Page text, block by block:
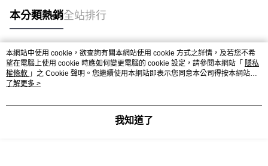
本分類熱銷全站排行
熱門標籤
本網站中使用 cookie，欲查詢有關本網站使用 cookie 方式之詳情，及若您不希
望在電腦上使用 cookie 時應如何變更電腦的 cookie 設定，請參閱本網站「 隱私
權條款 」之 Cookie 聲明。您繼續使用本網站即表示您同意本公司得按本網站使
用條款之 Cookie 聲明使用 cookie。
了解更多 >
我知道了